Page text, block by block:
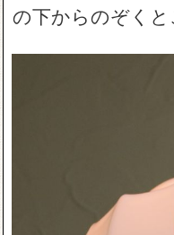
の下からのぞくと